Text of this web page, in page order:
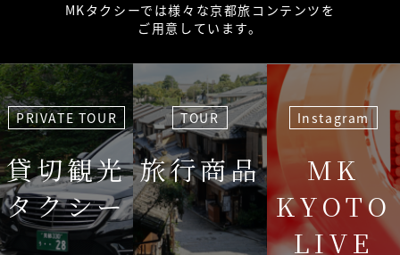
MKタクシーでは様々な京都旅コンテンツを
ご用意しています。
PRIVATE TOUR
貸切観光
タクシー
TOUR
旅行商品
Instagram
MK
KYOTO
LIVE